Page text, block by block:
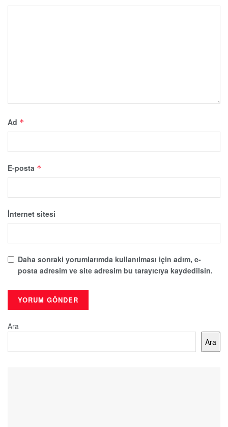
Ad *
E-posta *
İnternet sitesi
Daha sonraki yorumlarımda kullanılması için adım, e-
posta adresim ve site adresim bu tarayıcıya kaydedilsin.
Ara
Ara